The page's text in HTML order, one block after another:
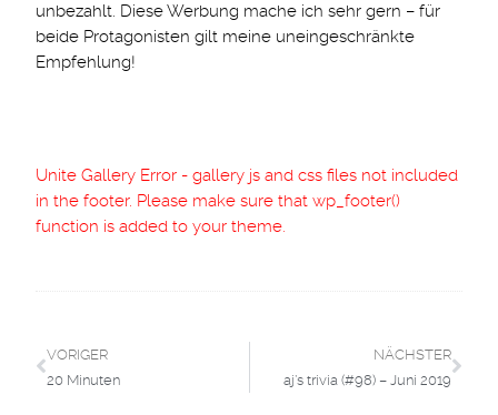
unbezahlt. Diese Werbung mache ich sehr gern – für
beide Protagonisten gilt meine uneingeschränkte
Empfehlung!
Unite Gallery Error - gallery js and css files not included
in the footer. Please make sure that wp_footer()
function is added to your theme.
VORIGER
20 Minuten
NÄCHSTER
aj’s trivia (#98) – Juni 2019